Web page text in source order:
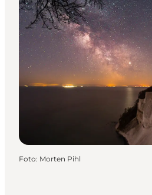
Erleben
Städte und Orte
Events
Essen
Unterkunft
Foto: Morten Pihl